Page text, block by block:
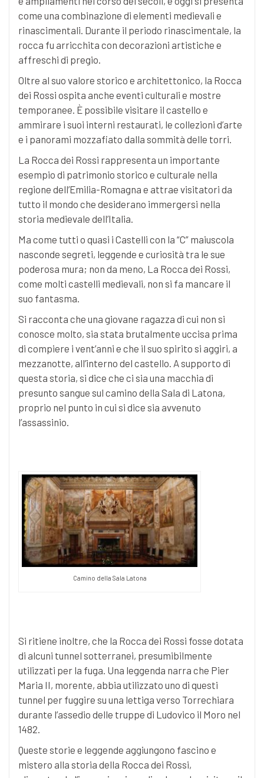
come una combinazione di elementi medievali e
rinascimentali. Durante il periodo rinascimentale, la
rocca fu arricchita con decorazioni artistiche e
affreschi di pregio.
Oltre al suo valore storico e architettonico, la Rocca
dei Rossi ospita anche eventi culturali e mostre
temporanee. È possibile visitare il castello e
ammirare i suoi interni restaurati, le collezioni d’arte
e i panorami mozzafiato dalla sommità delle torri.
La Rocca dei Rossi rappresenta un importante
esempio di patrimonio storico e culturale nella
regione dell’Emilia-Romagna e attrae visitatori da
tutto il mondo che desiderano immergersi nella
storia medievale dell’Italia.
Ma come tutti o quasi i Castelli con la “C” maiuscola
nasconde segreti, leggende e curiosità tra le sue
poderosa mura; non da meno, La Rocca dei Rossi,
come molti castelli medievali, non si fa mancare il
suo fantasma.
Si racconta che una giovane ragazza di cui non si
conosce molto, sia stata brutalmente uccisa prima
di compiere i vent’anni e che il suo spirito si aggiri, a
mezzanotte, all’interno del castello. A supporto di
questa storia, si dice che ci sia una macchia di
presunto sangue sul camino della Sala di Latona,
proprio nel punto in cui si dice sia avvenuto
l’assassinio.
Camino della Sala Latona
Si ritiene inoltre, che la Rocca dei Rossi fosse dotata
di alcuni tunnel sotterranei, presumibilmente
utilizzati per la fuga. Una leggenda narra che Pier
Maria II, morente, abbia utilizzato uno di questi
tunnel per fuggire su una lettiga verso Torrechiara
durante l’assedio delle truppe di Ludovico il Moro nel
1482.
Queste storie e leggende aggiungono fascino e
mistero alla storia della Rocca dei Rossi,